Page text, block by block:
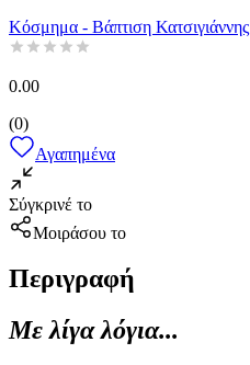
Κόσμημα - Βάπτιση Κατσιγιάννης
0.00
(0)
Αγαπημένα
Σύγκρινέ το
Μοιράσου το
Περιγραφή
Με λίγα λόγια...